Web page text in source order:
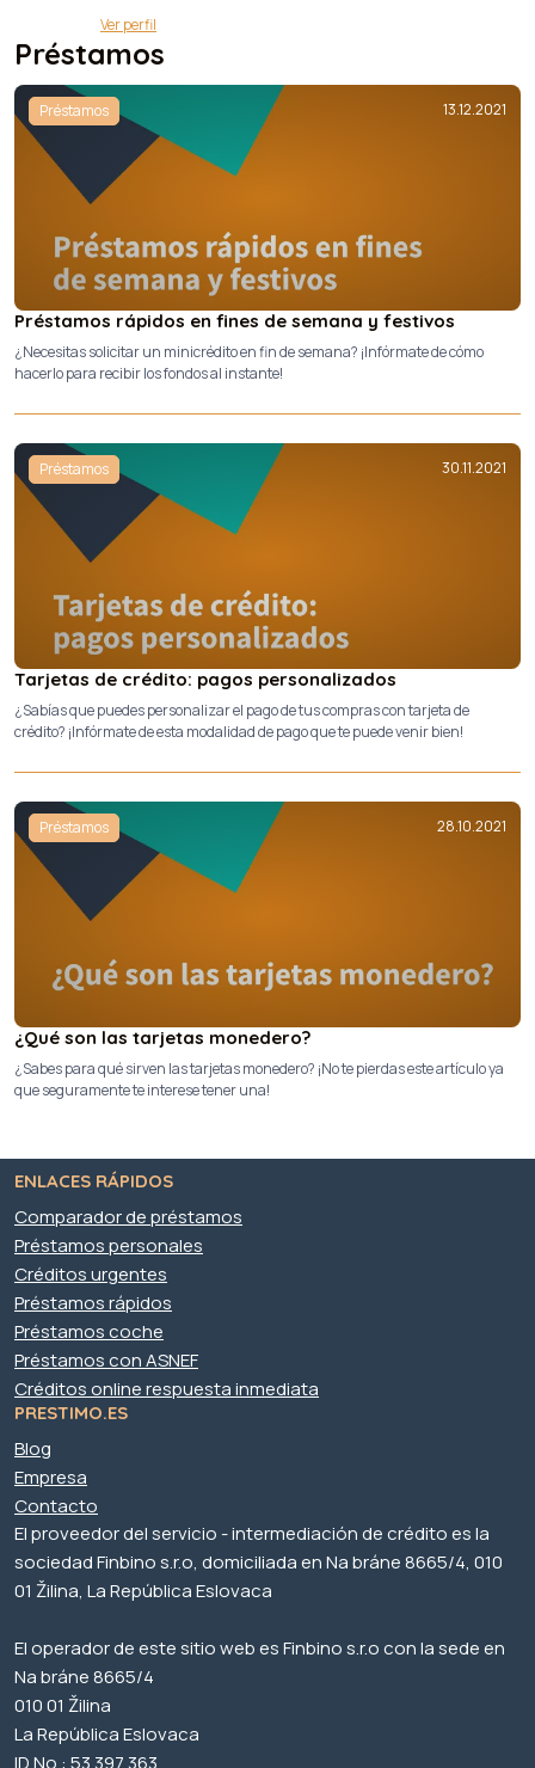
Ver perfil
Préstamos
Préstamos 13.12.2021
Préstamos rápidos en fines de semana y festivos
¿Necesitas solicitar un minicrédito en fin de semana? ¡Infórmate de cómo
hacerlo para recibir los fondos al instante!
Préstamos 30.11.2021
Tarjetas de crédito: pagos personalizados
¿Sabías que puedes personalizar el pago de tus compras con tarjeta de
crédito? ¡Infórmate de esta modalidad de pago que te puede venir bien!
Préstamos 28.10.2021
¿Qué son las tarjetas monedero?
¿Sabes para qué sirven las tarjetas monedero? ¡No te pierdas este artículo ya
que seguramente te interese tener una!
ENLACES RÁPIDOS
Comparador de préstamos
Préstamos personales
Créditos urgentes
Préstamos rápidos
Préstamos coche
Préstamos con ASNEF
Créditos online respuesta inmediata
PRESTIMO.ES
Blog
Empresa
Contacto
El proveedor del servicio - intermediación de crédito es la
sociedad Finbino s.r.o, domiciliada en Na bráne 8665/4, 010
01 Žilina, La República Eslovaca
El operador de este sitio web es Finbino s.r.o con la sede en
Na bráne 8665/4
010 01 Žilina
La República Eslovaca